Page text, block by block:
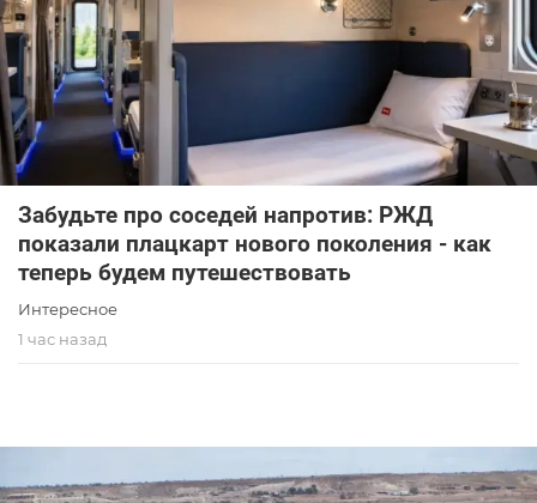
Забудьте про соседей напротив: РЖД
показали плацкарт нового поколения - как
теперь будем путешествовать
Интересное
1 час назад